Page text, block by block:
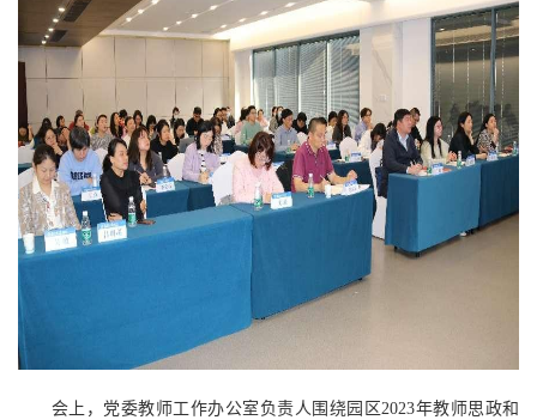
会上，党委教师工作办公室负责人围绕园区2023年教师思政和